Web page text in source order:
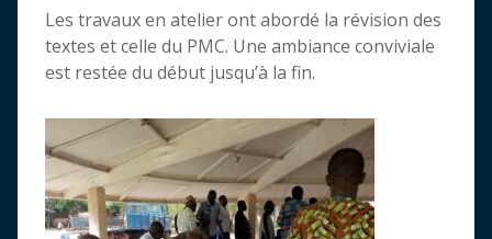
Les travaux en atelier ont abordé la révision des
textes et celle du PMC. Une ambiance conviviale
est restée du début jusqu’à la fin.